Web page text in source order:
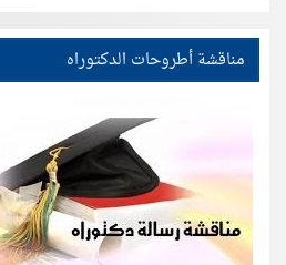
مناقشة أطروحات الدكتوراه